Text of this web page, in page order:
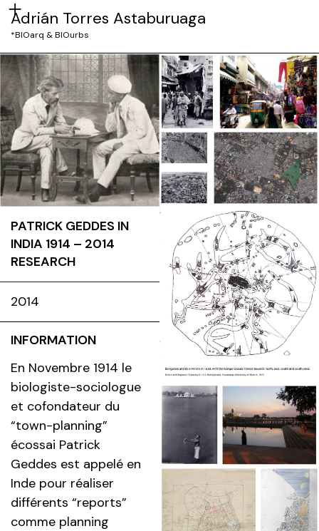
Adrián Torres Astaburuaga
*BIOarq & BIOurbs
PATRICK GEDDES IN
INDIA 1914 – 2014
RESEARCH
2014
INFORMATION
En Novembre 1914 le
biologiste-sociologue
et cofondateur du
“town-planning”
écossai Patrick
Geddes est appelé en
Inde pour réaliser
différents “reports”
comme planning